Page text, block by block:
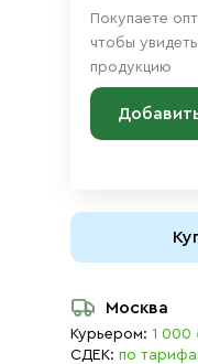
Покупаете
чтобы
продукцию
Москва
Курьером: 1 000
СДЕК: по